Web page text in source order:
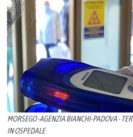
MORSEGO -AGENZIA BIANCHI-PADOVA -
IN OSPEDALE